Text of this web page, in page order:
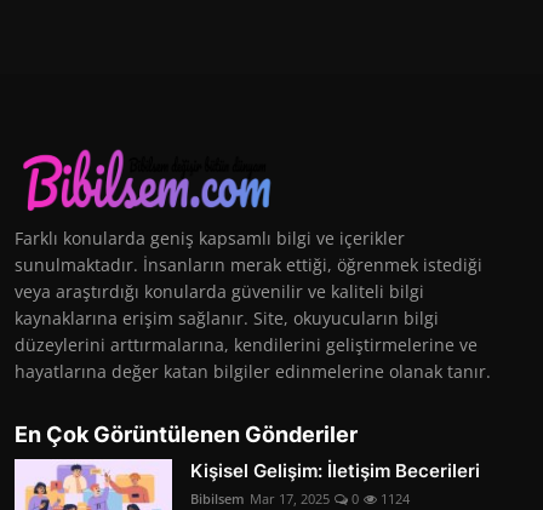
Farklı konularda geniş kapsamlı bilgi ve içerikler
sunulmaktadır. İnsanların merak ettiği, öğrenmek istediği
veya araştırdığı konularda güvenilir ve kaliteli bilgi
kaynaklarına erişim sağlanır. Site, okuyucuların bilgi
düzeylerini arttırmalarına, kendilerini geliştirmelerine ve
hayatlarına değer katan bilgiler edinmelerine olanak tanır.
En Çok Görüntülenen Gönderiler
Kişisel Gelişim: İletişim Becerileri
Bibilsem Mar 17, 2025 0 1124